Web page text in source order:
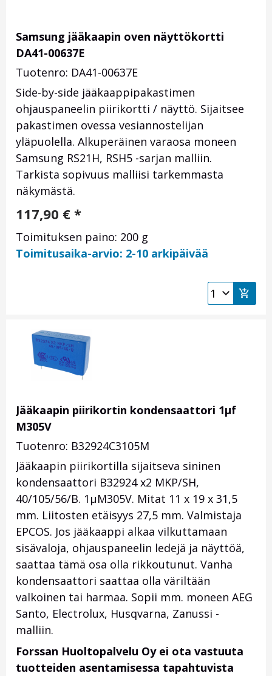
Samsung jääkaapin oven näyttökortti
DA41-00637E
Tuotenro: DA41-00637E
Side-by-side jääkaappipakastimen
ohjauspaneelin piirikortti / näyttö. Sijaitsee
pakastimen ovessa vesiannostelijan
yläpuolella. Alkuperäinen varaosa moneen
Samsung RS21H, RSH5 -sarjan malliin.
Tarkista sopivuus malliisi tarkemmasta
näkymästä.
117,90 € *
Toimituksen paino: 200 g
Toimitusaika-arvio: 2-10 arkipäivää
Jääkaapin piirikortin kondensaattori 1µf
M305V
Tuotenro: B32924C3105M
Jääkaapin piirikortilla sijaitseva sininen
kondensaattori B32924 x2 MKP/SH,
40/105/56/B. 1µM305V. Mitat 11 x 19 x 31,5
mm. Liitosten etäisyys 27,5 mm. Valmistaja
EPCOS. Jos jääkaappi alkaa vilkuttamaan
sisävaloja, ohjauspaneelin ledejä ja näyttöä,
saattaa tämä osa olla rikkoutunut. Vanha
kondensaattori saattaa olla väriltään
valkoinen tai harmaa. Sopii mm. moneen AEG
Santo, Electrolux, Husqvarna, Zanussi -
malliin.
Forssan Huoltopalvelu Oy ei ota vastuuta
tuotteiden asentamisessa tapahtuvista